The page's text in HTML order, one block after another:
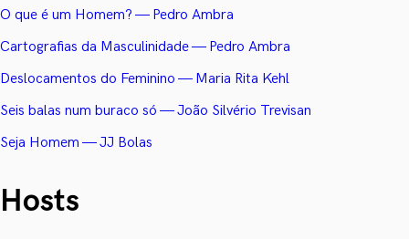
O que é um Homem? — Pedro Ambra
Cartografias da Masculinidade — Pedro Ambra
Deslocamentos do Feminino — Maria Rita Kehl
Seis balas num buraco só — João Silvério Trevisan
Seja Homem — JJ Bolas
Hosts